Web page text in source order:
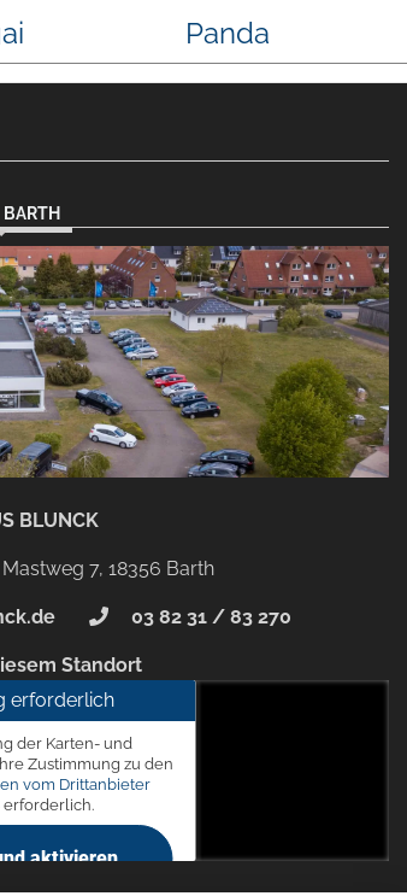
Multivan
BLUNCK
7, 18356 Barth
03 82 31 / 83 270
Standort
erforderlich
der Karten- und
Zustimmung zu den
vom Drittanbieter
erforderlich.
aktivieren